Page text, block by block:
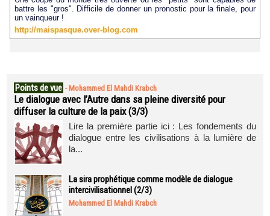
battre les "gros". Difficile de donner un pronostic pour la finale, pour
un vainqueur !
http://maispasque.over-blog.com
Points de vue - Mohammed El Mahdi Krabch
Le dialogue avec l’Autre dans sa pleine diversité pour
diffuser la culture de la paix (3/3)
Lire la première partie ici : Les fondements du
dialogue entre les civilisations à la lumière de
la...
La sira prophétique comme modèle de dialogue
intercivilisationnel (2/3)
Mohammed El Mahdi Krabch